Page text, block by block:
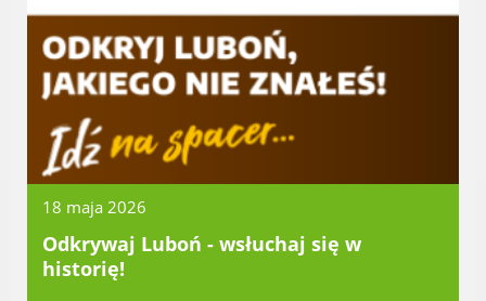
Szreniawie
PTTK
Urząd Skarbowy
Państwowe Gospodarstwo Wodne
Wody Polskie
KONTAKT
18 maja 2026
Odkrywaj Luboń - wsłuchaj się w
historię!